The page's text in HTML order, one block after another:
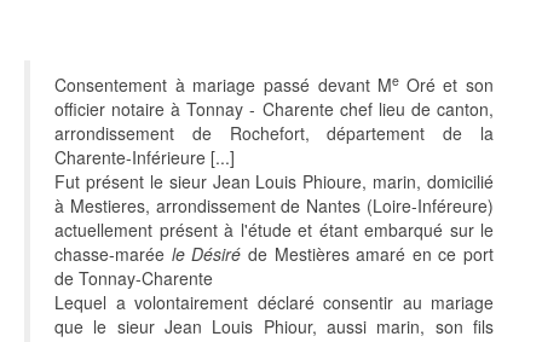
Consentement à mariage passé devant Me Oré et son
officier notaire à Tonnay - Charente chef lieu de canton,
arrondissement de Rochefort, département de la
Charente-Inférieure [...]
Fut présent le sieur Jean Louis Phioure, marin, domicilié
à Mestieres, arrondissement de Nantes (Loire-Inféreure)
actuellement présent à l'étude et étant embarqué sur le
chasse-marée le Désiré de Mestières amaré en ce port
de Tonnay-Charente
Lequel a volontairement déclaré consentir au mariage
que le sieur Jean Louis Phiour, aussi marin, son fils